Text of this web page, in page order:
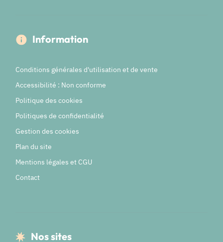
Information
Conditions générales d'utilisation et de vente
Accessibilité : Non conforme
Politique des cookies
Politiques de confidentialité
Gestion des cookies
Plan du site
Mentions légales et CGU
Contact
Nos sites